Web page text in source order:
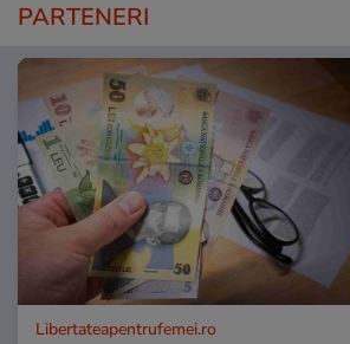
PARTENERI
Libertateapentrufemei.ro